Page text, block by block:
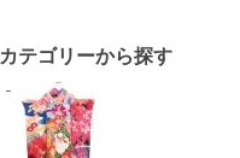
カテゴリーから探す